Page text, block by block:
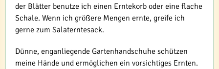
der Blätter benutze ich einen Erntekorb oder eine flache
Schale. Wenn ich größere Mengen ernte, greife ich
gerne zum Salaterntesack.
Dünne, enganliegende Gartenhandschuhe schützen
meine Hände und ermöglichen ein vorsichtiges Ernten.